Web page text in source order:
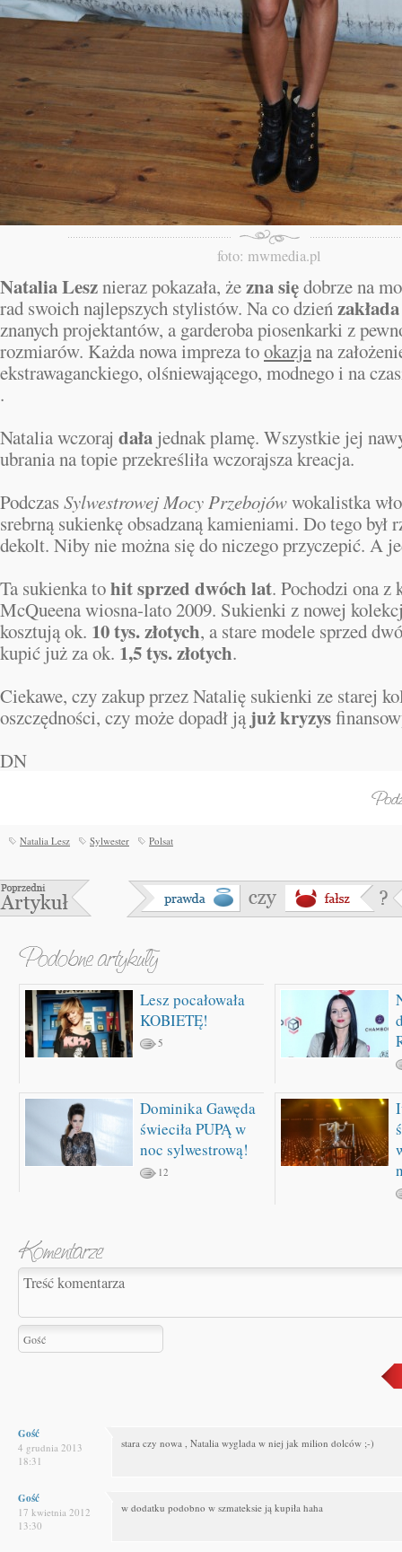
foto: mwmedia.pl
Natalia Lesznieraz pokazała, żezna siędobrze na
rad swoich najlepszych stylistów. Na co dzieńzakłada
znanych projektantów, a garderoba piosenkarki z
rozmiarów. Każda nowa impreza tookazjana
ekstrawaganckiego, olśniewającego, modnego i na
.
Natalia wczoraj dała jednak plamę. Wszystkie jej
ubrania na topie przekreśliła wczorajsza kreacja.
PodczasSylwestrowej Mocy Przebojówwokalistka
srebrną sukienkę obsadzaną kamieniami. Do tego był
dekolt. Niby nie można się do niczego przyczepić. A
Ta sukienka tohit sprzed dwóch lat. Pochodzi ona
McQueena wiosna-lato 2009. Sukienki z nowej
kosztują ok. 10 tys. złotych, a stare modele sprzed
kupić już za ok. 1,5 tys. złotych.
Ciekawe, czy zakup przez Natalię sukienki ze starej
oszczędności, czy może dopadł ją już kryzys
DN
Natalia Lesz Sylwester Polsat
Lesz pocałowała
KOBIETĘ!
5
Dominika Gawęda
świeciła PUPĄ w
noc sylwestrową!
12
Gość
4 grudnia 2013
18:31
stara czy nowa , Natalia wyglada w niej jak milion dolców ;-)
Gość
17 kwietnia 2012
13:30
w dodatku podobno w szmateksie ją kupiła haha